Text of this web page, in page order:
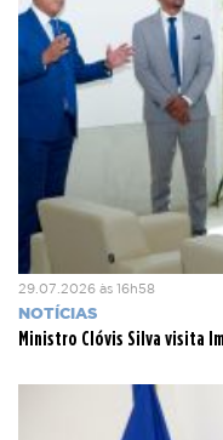
29.07.2026 às 16h58
NOTÍCIAS
Ministro Clóvis Silva visita